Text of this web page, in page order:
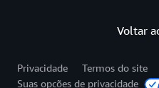
Voltar
Privacidade
Termos do site
Suas opções de privacidade